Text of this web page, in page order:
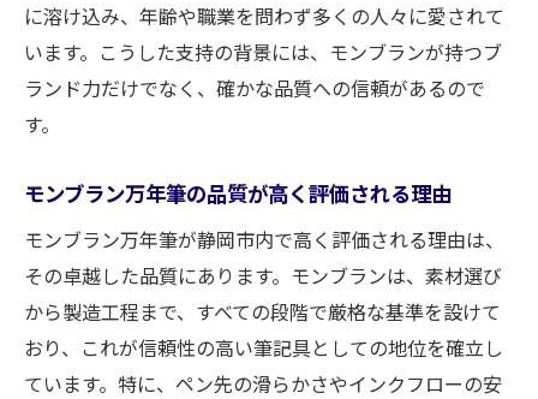
に溶け込み、年齢や職業を問わず多くの人々に愛されて
います。こうした支持の背景には、モンブランが持つブ
ランド力だけでなく、確かな品質への信頼があるので
す。
モンブラン万年筆の品質が高く評価される理由
モンブラン万年筆が静岡市内で高く評価される理由は、
その卓越した品質にあります。モンブランは、素材選び
から製造工程まで、すべての段階で厳格な基準を設けて
おり、これが信頼性の高い筆記具としての地位を確立し
ています。特に、ペン先の滑らかさやインクフローの安